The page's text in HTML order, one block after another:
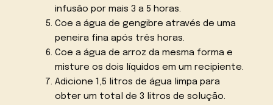
infusão por mais 3 a 5 horas.
Coe a água de gengibre através de uma
peneira fina após três horas.
Coe a água de arroz da mesma forma e
misture os dois líquidos em um recipiente.
Adicione 1,5 litros de água limpa para
obter um total de 3 litros de solução.